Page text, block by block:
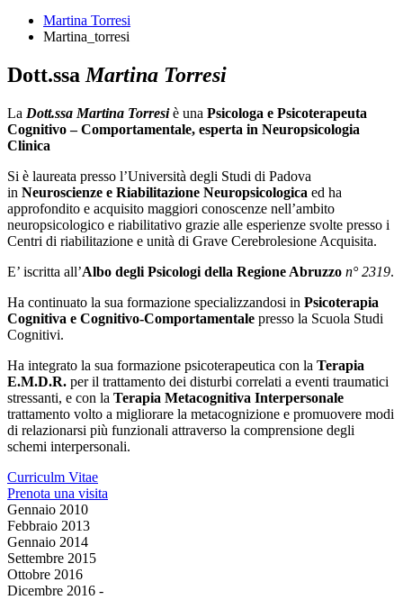
Martina Torresi
Martina_torresi
Dott.ssa Martina Torresi
La Dott.ssa Martina Torresiè una Psicologa e Psicoterapeuta
Cognitivo – Comportamentale, esperta in Neuropsicologia
Clinica
Si è laureata presso l’Università degli Studi di Padova
in Neuroscienze e Riabilitazione Neuropsicologica ed ha
approfondito e acquisito maggiori conoscenze nell’ambito
neuropsicologico e riabilitativo grazie alle esperienze svolte presso i
Centri di riabilitazione e unità di Grave Cerebrolesione Acquisita.
E’ iscritta all’Albo degli Psicologi della Regione Abruzzo n° 2319.
Ha continuato la sua formazione specializzandosi in Psicoterapia
Cognitiva e Cognitivo-Comportamentale presso la Scuola Studi
Cognitivi.
Ha integrato la sua formazione psicoterapeutica con la Terapia
E.M.D.R. per il trattamento dei disturbi correlati a eventi traumatici
stressanti, e con la Terapia Metacognitiva Interpersonale
trattamento volto a migliorare la metacognizione e promuovere modi
di relazionarsi più funzionali attraverso la comprensione degli
schemi interpersonali.
Curriculm Vitae
Prenota una visita
Gennaio 2010
Febbraio 2013
Gennaio 2014
Settembre 2015
Ottobre 2016
Dicembre 2016 -